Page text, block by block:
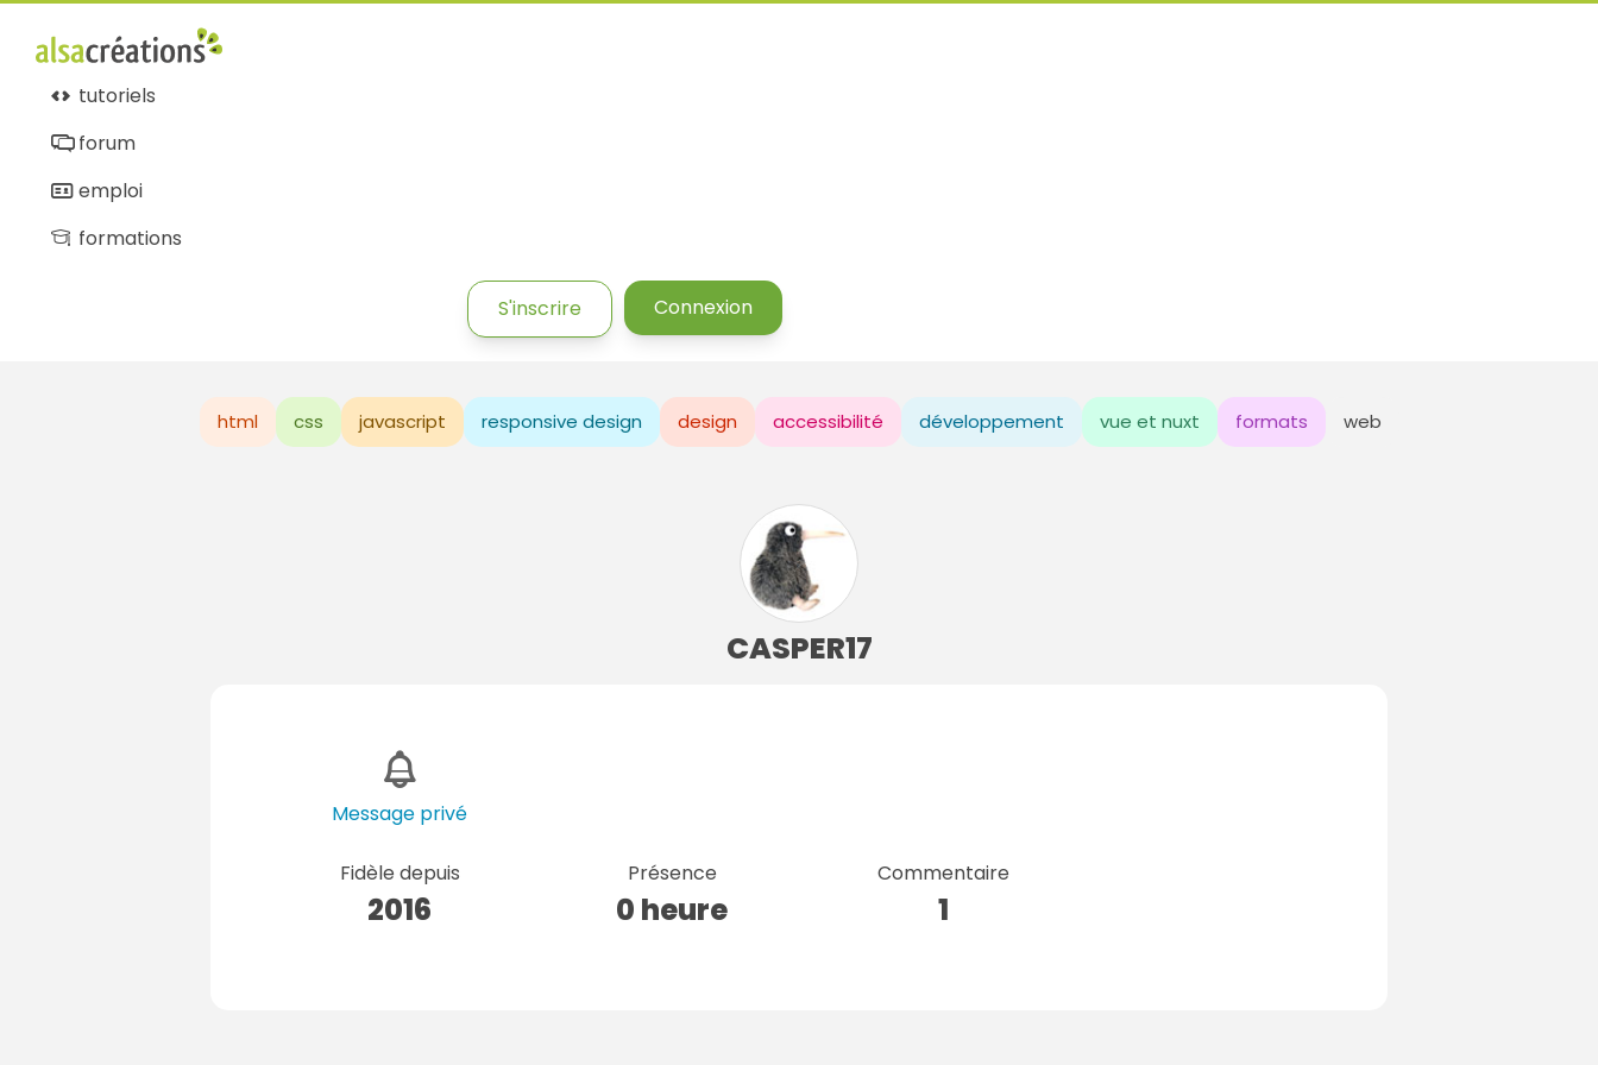
tutoriels
forum
emploi
formations
S'inscrire Connexion
html css javascript responsive design design accessibilité développement vue et nuxt formats web
CASPER17
Message privé
Fidèle depuis
2016
Présence
0 heure
Commentaire
1